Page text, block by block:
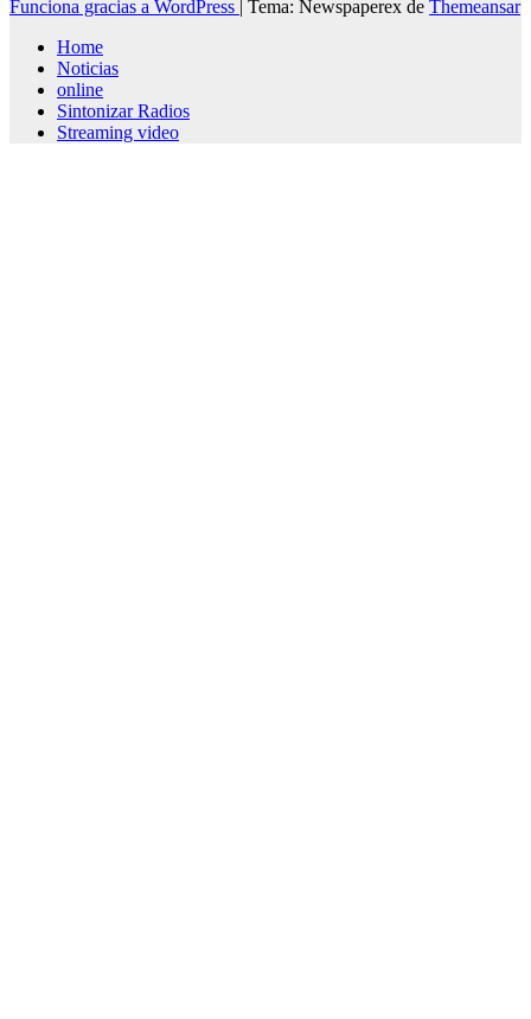
Funciona gracias a WordPress | Tema: Newspaperex de Themeansar
Home
Noticias
online
Sintonizar Radios
Streaming video